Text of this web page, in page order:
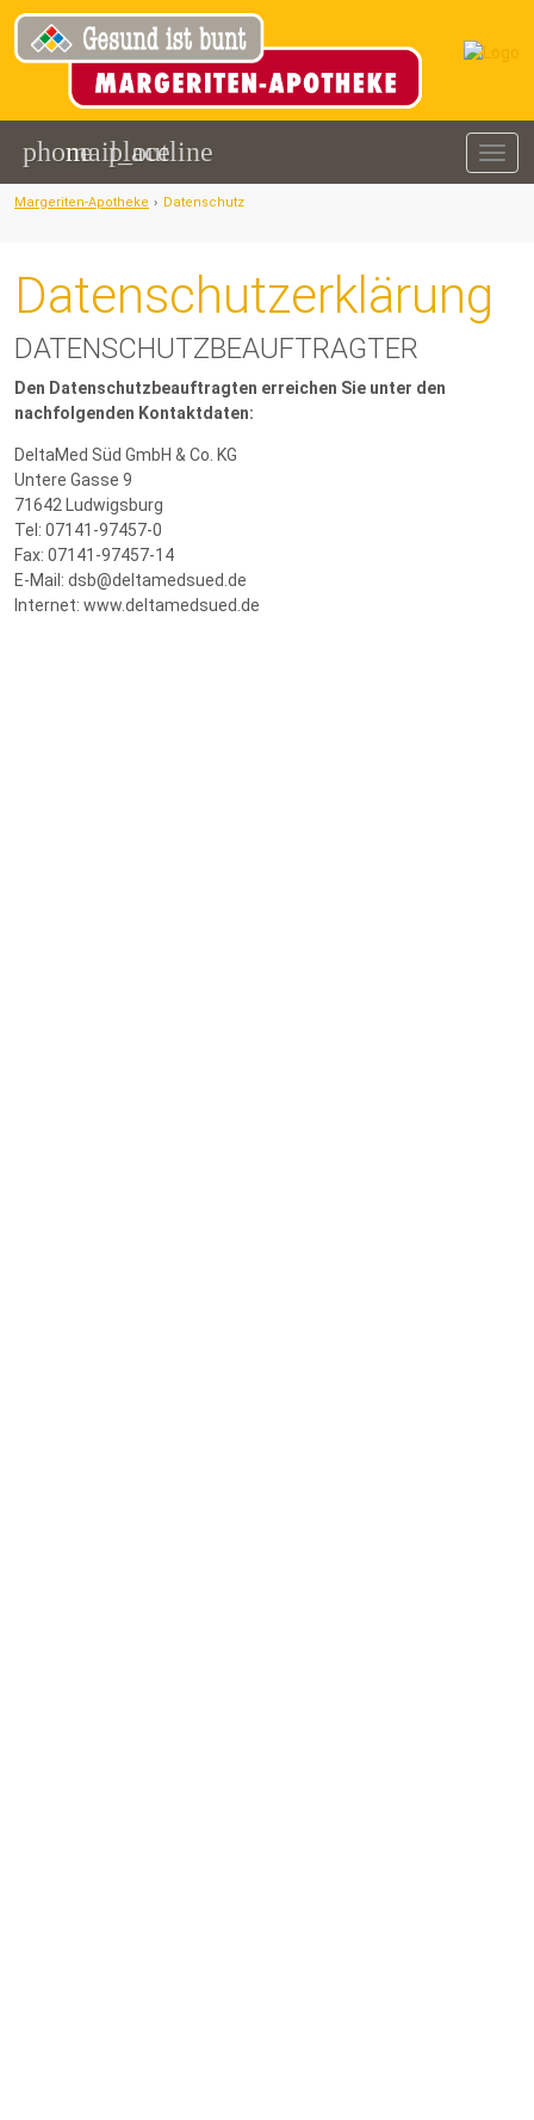
phonemail_outline
place
Margeriten-Apotheke › Datenschutz
Datenschutzerklärung
DATENSCHUTZBEAUFTRAGTER
Den Datenschutzbeauftragten erreichen Sie unter den
nachfolgenden Kontaktdaten:
DeltaMed Süd GmbH & Co. KG
Untere Gasse 9
71642 Ludwigsburg
Tel: 07141-97457-0
Fax: 07141-97457-14
E-Mail: dsb@deltamedsued.de
Internet: www.deltamedsued.de